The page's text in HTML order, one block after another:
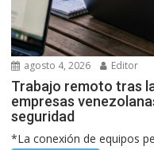
agosto 4, 2026 Editor
Trabajo remoto tras
empresas
seguridad
*La conexión de equipos